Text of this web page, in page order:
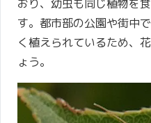
おり、幼虫も同じ植物を
す。都市部の公園や街中
く植えられているため、
ょう。